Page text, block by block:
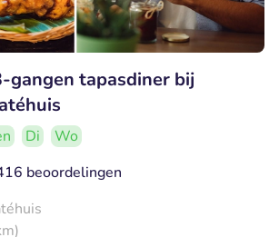
gangen tapasdiner bij
Di
Wo
beoordelingen